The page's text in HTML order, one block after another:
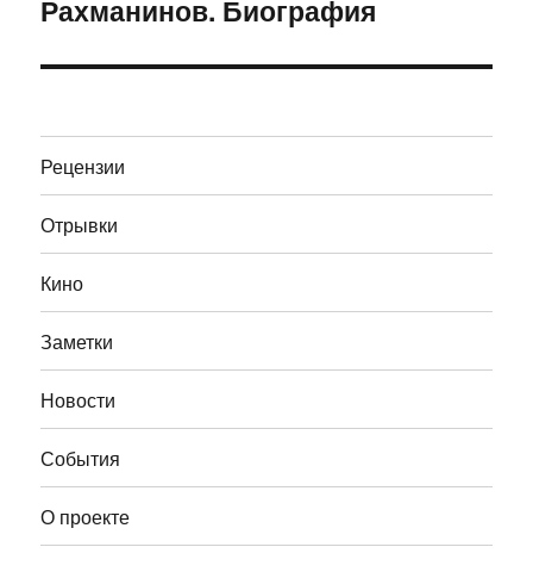
Рахманинов. Биография
Рецензии
Отрывки
Кино
Заметки
Новости
События
О проекте